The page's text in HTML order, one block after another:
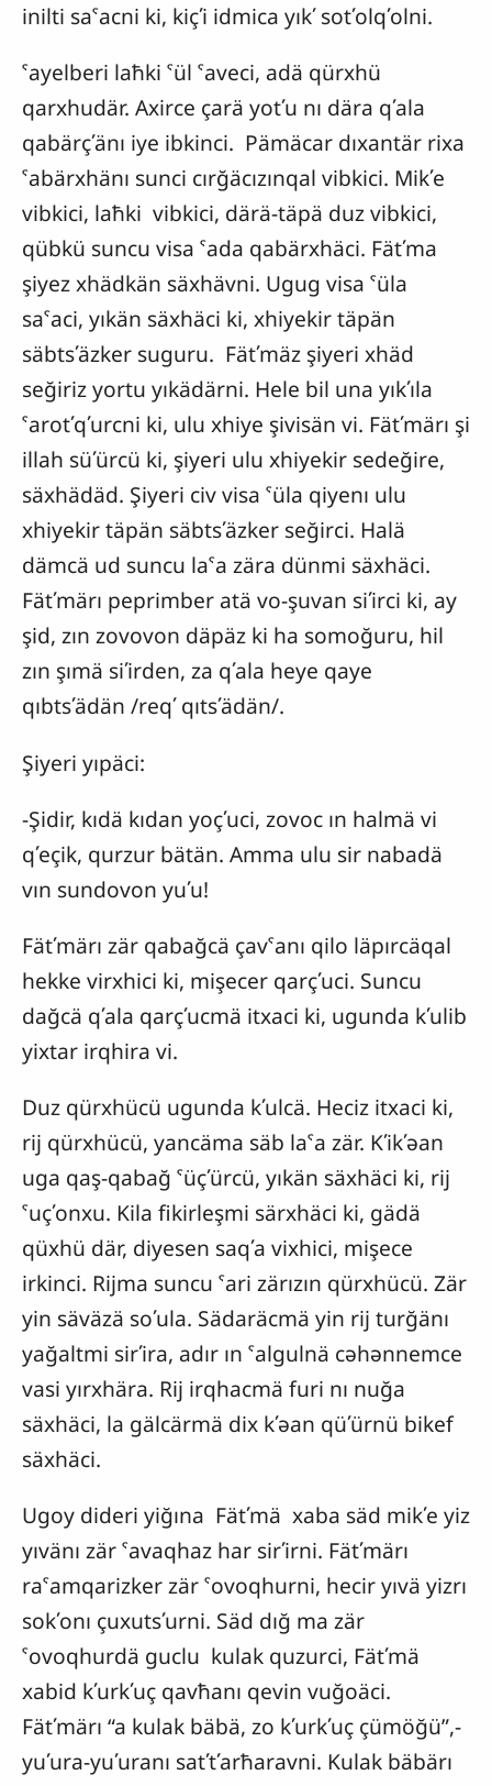
inilti saˁacni ki, kiçʹi idmica yıkʹ sotʹolqʹolni.
ˁayelberi laħki ˁül ˁaveci, adä qürxhü
qarxhudär. Axirce çarä yotʹu nı dära qʹala
qabärçʹänı iye ibkinci. Pämäcar dıxantär rixa
ˁabärxhänı sunci cırğäcızınqal vibkici. Mikʹe
vibkici, laħki vibkici, därä-täpä duz vibkici,
qübkü suncu visa ˁada qabärxhäci. Fätʹma
şiyez xhädkän säxhävni. Ugug visa ˁüla
saˁaci, yıkän säxhäci ki, xhiyekir täpän
säbtsʹäzker suguru. Fätʹmäz şiyeri xhäd
seğiriz yortu yıkädärni. Hele bil una yıkʹıla
ˁarotʹqʹurcni ki, ulu xhiye şivisän vi. Fätʹmärı şi
illah süʹürcü ki, şiyeri ulu xhiyekir sedeğire,
säxhädäd. Şiyeri civ visa ˁüla qiyenı ulu
xhiyekir täpän säbtsʹäzker seğirci. Halä
dämcä ud suncu laˁa zära dünmi säxhäci.
Fätʹmärı peprimber atä vo-şuvan siʹirci ki, ay
şid, zın zovovon däpäz ki ha somoğuru, hil
zın şımä siʹirden, za qʹala heye qaye
qıbtsʹädän /reqʹ qıtsʹädän/.
Şiyeri yıpäci:
-Şidir, kıdä kıdan yoçʹuci, zovoc ın halmä vi
qʹeçik, qurzur bätän. Amma ulu sir nabadä
vın sundovon yuʹu!
Fätʹmärı zär qabağcä çavˁanı qilo läpırcäqal
hekke virxhici ki, mişecer qarçʹuci. Suncu
dağcä qʹala qarçʹucmä itxaci ki, ugunda kʹulib
yixtar irqhira vi.
Duz qürxhücü ugunda kʹulcä. Heciz itxaci ki,
rij qürxhücü, yancäma säb laˁa zär. Kʹikʹəan
uga qaş-qabağ ˁüçʹürcü, yıkän säxhäci ki, rij
ˁuçʹonxu. Kila fikirleşmi särxhäci ki, gädä
qüxhü där, diyesen saqʹa vixhici, mişece
irkinci. Rijma suncu ˁari zärızın qürxhücü. Zär
yin säväzä soʹula. Sädaräcmä yin rij turğänı
yağaltmi sirʹira, adır ın ˁalgulnä cəhənnemce
vasi yırxhära. Rij irqhacmä furi nı nuğa
säxhäci, la gälcärmä dix kʹəan qüʹürnü bikef
säxhäci.
Ugoy dideri yiğına Fätʹmä xaba säd mikʹe yiz
yıvänı zär ˁavaqhaz har sirʹirni. Fätʹmärı
raˁamqarizker zär ˁovoqhurni, hecir yıvä yizrı
sokʹonı çuxutsʹurni. Säd dığ ma zär
ˁovoqhurdä guclu kulak quzurci, Fätʹmä
xabid kʹurkʹuç qavħanı qevin vuğoäci.
Fätʹmärı “a kulak bäbä, zo kʹurkʹuç çümöğü”,-
yuʹura-yuʹuranı satʹtʹarħaravni. Kulak bäbärı